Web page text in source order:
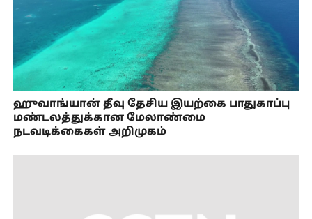
ஹுவாங்யான் தீவு தேசிய இயற்கை பாதுகாப்பு
மண்டலத்துக்கான மேலாண்மை
நடவடிக்கைகள் அறிமுகம்